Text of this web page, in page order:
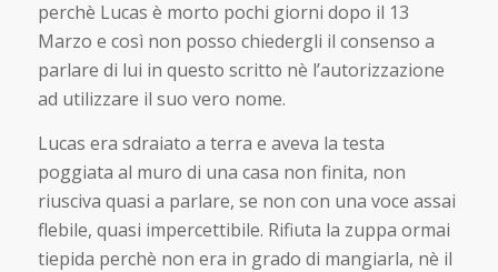
perchè Lucas è morto pochi giorni dopo il 13
Marzo e così non posso chiedergli il consenso a
parlare di lui in questo scritto nè l’autorizzazione
ad utilizzare il suo vero nome.
Lucas era sdraiato a terra e aveva la testa
poggiata al muro di una casa non finita, non
riusciva quasi a parlare, se non con una voce assai
flebile, quasi impercettibile. Rifiuta la zuppa ormai
tiepida perchè non era in grado di mangiarla, nè il